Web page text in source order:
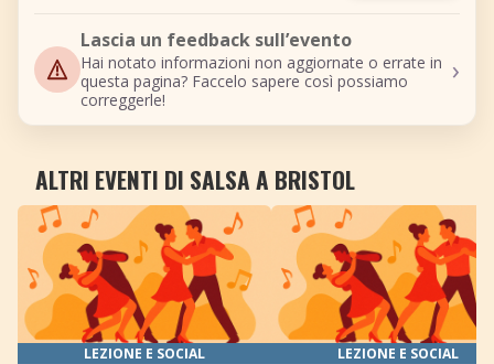
Lascia un feedback sull’evento
Hai notato informazioni non aggiornate o errate in
questa pagina? Faccelo sapere così possiamo
correggerle!
›
ALTRI EVENTI DI SALSA A BRISTOL
LEZIONE E SOCIAL LEZIONE E SOCIAL